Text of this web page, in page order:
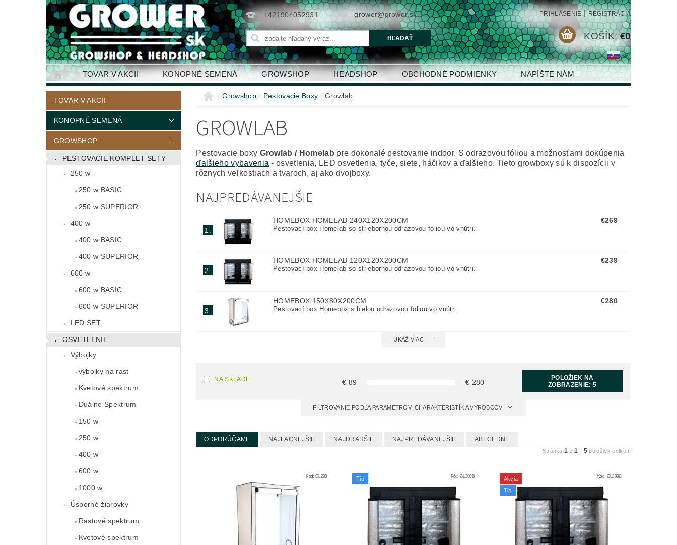
+421904052931 grower@grower.sk PRIHLÁSENIE | REGISTRÁCIA
KOŠÍK: €0
TOVAR V AKCII KONOPNÉ SEMENÁ GROWSHOP HEADSHOP OBCHODNÉ PODMIENKY NAPÍŠTE NÁM
KONTAKTY
TOVAR V AKCII
KONOPNÉ SEMENÁ
GROWSHOP
PESTOVACIE KOMPLET SETY
250 w
250 w BASIC
250 w SUPERIOR
400 w
400 w BASIC
400 w SUPERIOR
600 w
600 w BASIC
600 w SUPERIOR
LED SET
OSVETLENIE
Výbojky
výbojky na rast
Kvetové spektrum
Duálne Spektrum
150 w
250 w
400 w
600 w
1000 w
Úsporné žiarovky
Rastové spektrum
Kvetové spektrum
Growshop Pestovacie Boxy Growlab
GROWLAB
Pestovacie boxy Growlab / Homelab pre dokonalé pestovanie indoor. S odrazovou fóliou a možnosťami dokúpenia
ďalšieho vybavenia - osvetlenia, LED osvetlenia, tyče, siete, háčikov a ďalšieho. Tieto growboxy sú k dispozícii v
rôznych veľkostiach a tvaroch, aj ako dvojboxy.
NAJPREDÁVANEJŠIE
1.
HOMEBOX HOMELAB 240X120X200CM
Pestovací box Homelab so striebornou odrazovou fóliou vo vnútri.
€269
2.
HOMEBOX HOMELAB 120X120X200CM
Pestovací box Homelab so striebornou odrazovou fóliou vo vnútri.
€239
3.
HOMEBOX 150X80X200CM
Pestovací box Homebox s bielou odrazovou fóliou vo vnútri.
€280
UKÁŽ VIAC
NA SKLADE € 89 € 280
POLOŽIEK NA
ZOBRAZENIE: 5
FILTROVANIE PODĽA PARAMETROV, CHARAKTERISTÍK A VÝROBCOV
ODPORÚČAME NAJLACNEJŠIE NAJDRAHŠIE NAJPREDÁVANEJŠIE ABECEDNE
Stránka1 z1 - 5 položiek celkom
Kód: GL200 Tip Kód:GL200B
Akcia
Tip
Kód: GL200C